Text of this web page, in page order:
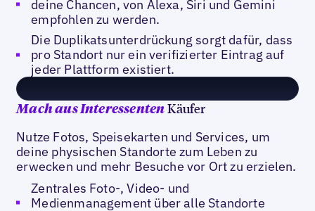
deine Chancen, von Alexa, Siri und Gemini
empfohlen zu werden.
Die Duplikatsunterdrückung sorgt dafür, dass
pro Standort nur ein verifizierter Eintrag auf
jeder Plattform existiert.
Mach aus Interessenten Käufer
Nutze Fotos, Speisekarten und Services, um
deine physischen Standorte zum Leben zu
erwecken und mehr Besuche vor Ort zu erzielen.
Zentrales Foto-, Video- und
Medienmanagement über alle Standorte